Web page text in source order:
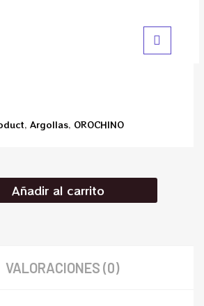
, Argollas, OROCHINO
Añadir al carrito
VALORACIONES (0)